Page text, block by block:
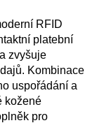
RFID
platební
zvyšuje
Kombinace
uspořádání a
kožené
pro